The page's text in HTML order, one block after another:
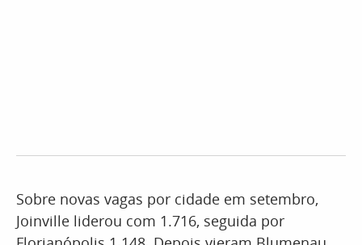
Sobre novas vagas por cidade em setembro,
Joinville liderou com 1.716, seguida por